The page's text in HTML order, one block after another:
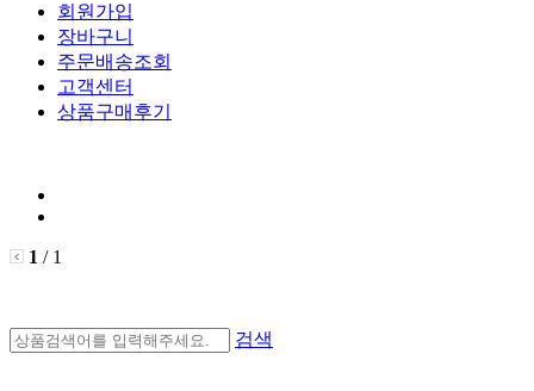
회원가입
장바구니
주문배송조회
고객센터
상품구매후기
1 / 1
검색